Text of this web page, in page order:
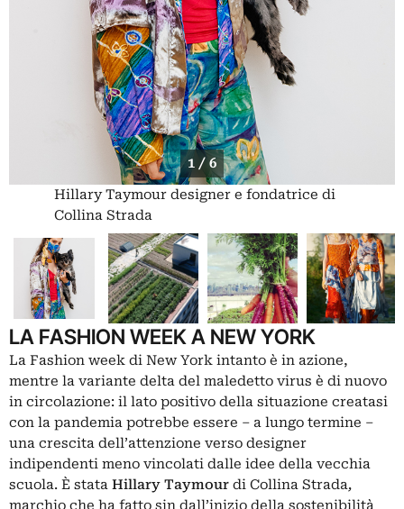
1 / 6
Hillary Taymour designer e fondatrice di
Collina Strada
LA FASHION WEEK A NEW YORK
La Fashion week di New York intanto è in azione,
mentre la variante delta del maledetto virus è di nuovo
in circolazione: il lato positivo della situazione creatasi
con la pandemia potrebbe essere – a lungo termine –
una crescita dell’attenzione verso designer
indipendenti meno vincolati dalle idee della vecchia
scuola. È stata Hillary Taymour di Collina Strada,